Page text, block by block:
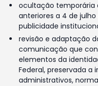
ocultação temporária
anteriores a 4 de
publicidade
revisão e adaptação
comunicação que
elementos da
Federal, preservada
administrativos,